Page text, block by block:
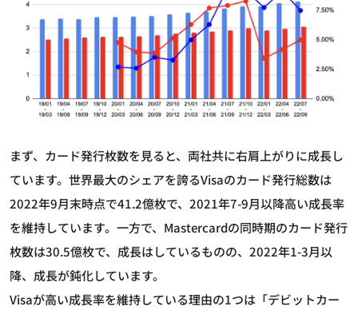
まず、カード発行枚数を見ると、両社共に右肩上がりに成長し
ています。世界最大のシェアを誇るVisaのカード発行総数は
2022年9月末時点で41.2億枚で、2021年7-9月以降高い成長率
を維持しています。一方で、Mastercardの同時期のカード発行
枚数は30.5億枚で、成長はしているものの、2022年1-3月以
降、成長が鈍化しています。
Visaが高い成長率を維持している理由の1つは「デビットカー